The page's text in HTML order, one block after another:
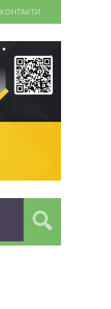
КОНТАКТИ